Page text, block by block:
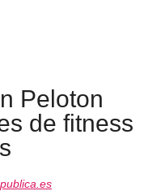
Peloton
de fitness